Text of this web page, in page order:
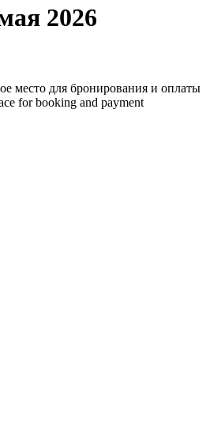
2026
место для бронирования и оплаты
for booking and payment